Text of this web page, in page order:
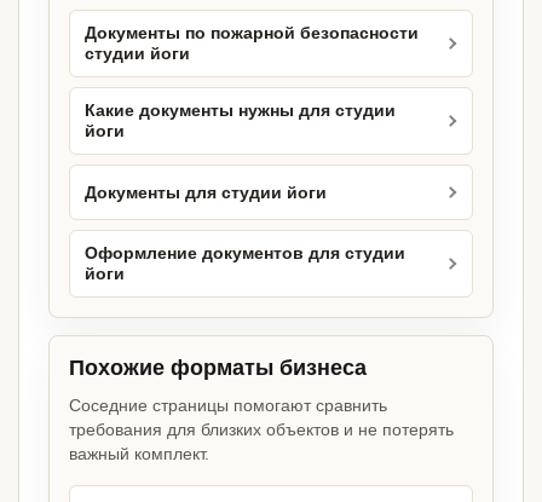
Документы по пожарной безопасности
студии йоги
Какие документы нужны для студии
йоги
Документы для студии йоги
Оформление документов для студии
йоги
Похожие форматы бизнеса
Соседние страницы помогают сравнить
требования для близких объектов и не потерять
важный комплект.